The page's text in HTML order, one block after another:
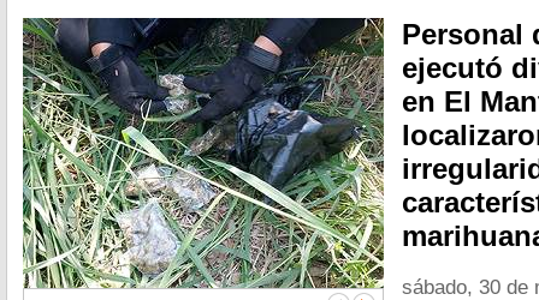
Personal
ejecutó
en El
sábado, 30 de